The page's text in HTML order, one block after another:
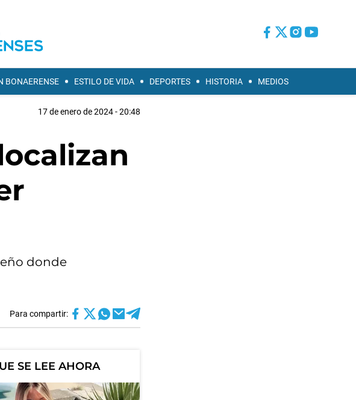
BONAERENSE ESTILO DE VIDA DEPORTES HISTORIA MEDIOS
17 de enero de 2024 - 20:48
donde
Para compartir:
SE LEE AHORA